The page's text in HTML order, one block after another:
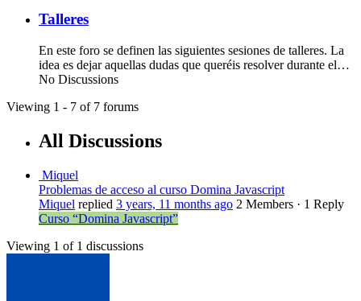
Talleres
En este foro se definen las siguientes sesiones de talleres. La
idea es dejar aquellas dudas que queréis resolver durante el…
No Discussions
Viewing 1 - 7 of 7 forums
All Discussions
Miquel
Problemas de acceso al curso Domina Javascript
Miquel replied 3 years, 11 months ago 2 Members · 1 Reply
Curso “Domina Javascript”
Viewing 1 of 1 discussions